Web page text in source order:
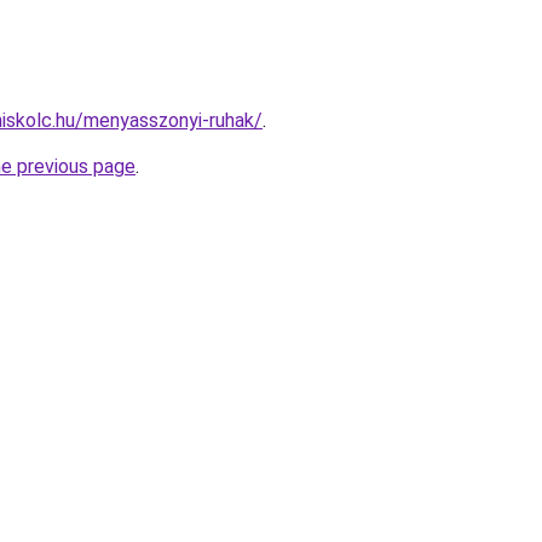
menyasszonyi-ruhak/.
previous page.